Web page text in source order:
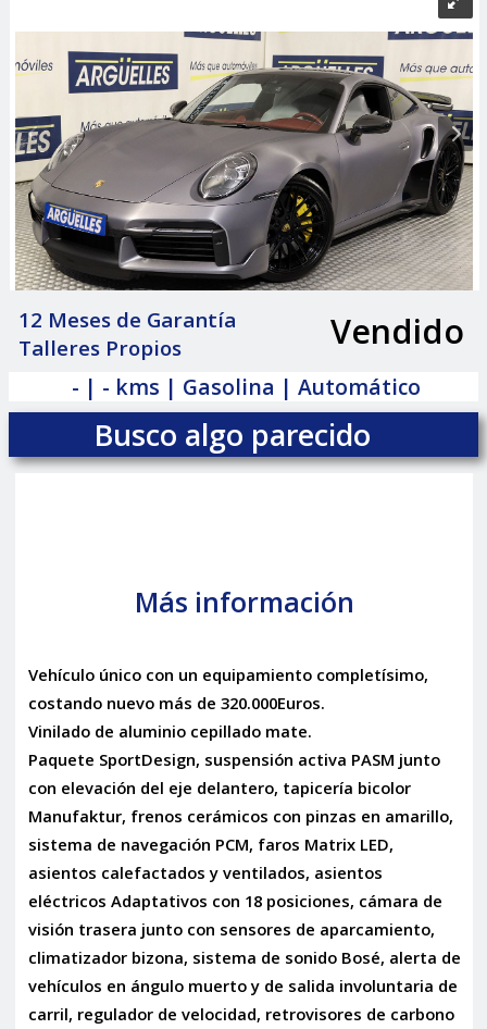
12 Meses de Garantía
Talleres Propios
Vendido
- | - kms | Gasolina | Automático
Busco algo parecido
Más información
Vehículo único con un equipamiento completísimo,
costando nuevo más de 320.000Euros.
Vinilado de aluminio cepillado mate.
Paquete SportDesign, suspensión activa PASM junto
con elevación del eje delantero, tapicería bicolor
Manufaktur, frenos cerámicos con pinzas en amarillo,
sistema de navegación PCM, faros Matrix LED,
asientos calefactados y ventilados, asientos
eléctricos Adaptativos con 18 posiciones, cámara de
visión trasera junto con sensores de aparcamiento,
climatizador bizona, sistema de sonido Bosé, alerta de
vehículos en ángulo muerto y de salida involuntaria de
carril, regulador de velocidad, retrovisores de carbono